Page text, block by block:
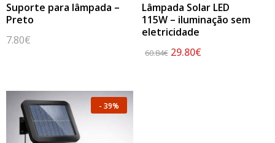
Suporte para lâmpada –
Preto
7.80€
Lâmpada Solar LED
115W – iluminação sem
eletricidade
60.84€ 29.80€
- 39%